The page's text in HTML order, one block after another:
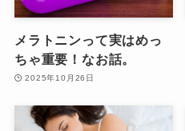
メラトニンって実はめっ
ちゃ重要！なお話。
2025年10月26日